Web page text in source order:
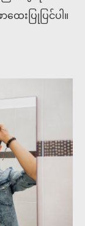
ေးပြုပြင်ပါ။